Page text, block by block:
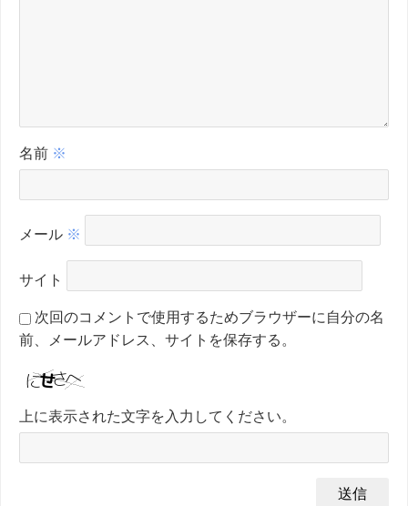
名前 ※
メール ※
サイト
次回のコメントで使用するためブラウザーに自分の名
前、メールアドレス、サイトを保存する。
上に表示された文字を入力してください。